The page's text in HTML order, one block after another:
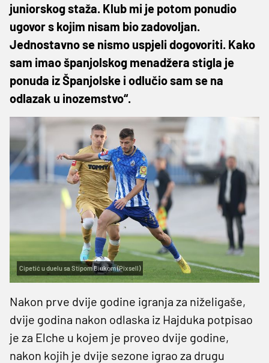
juniorskog staža. Klub mi je potom ponudio
ugovor s kojim nisam bio zadovoljan.
Jednostavno se nismo uspjeli dogovoriti. Kako
sam imao španjolskog menadžera stigla je
ponuda iz Španjolske i odlučio sam se na
odlazak u inozemstvo“.
Cipetić u duelu sa Stipom Biukom (Pixsell)
Nakon prve dvije godine igranja za niželigaše,
dvije godina nakon odlaska iz Hajduka potpisao
je za Elche u kojem je proveo dvije godine,
nakon kojih je dvije sezone igrao za drugu